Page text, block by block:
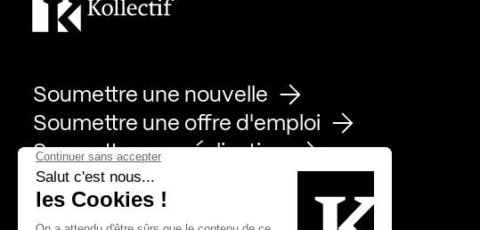
Soumettre une nouvelle
Soumettre une offre d'emploi
Soumettre une réalisation